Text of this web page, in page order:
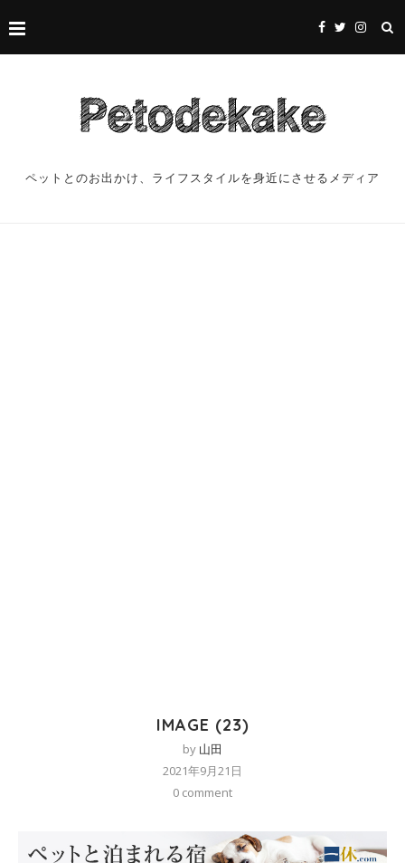
ペットとのお出かけ、ライフスタイルを身近にさせるメディア
IMAGE (23)
by 山田
2021年9月21日
0 comment